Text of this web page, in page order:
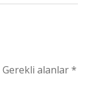
Gerekli alanlar*